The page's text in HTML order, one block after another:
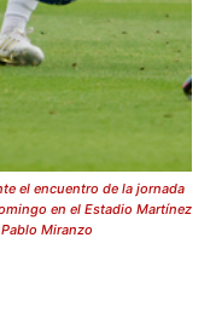
el encuentro de la jornada
en el Estadio Martínez
Miranzo